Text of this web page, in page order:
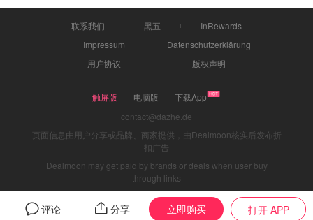
评论 分享 立即购买 打开 APP
联系我们 黑五
InRewards
Impressum
Datenschutzerklärung
用户协议
版权声明
触屏版 电脑版
下载App
contact@dazhe.de
页面信息由用户分享或品牌、商家提供，由Dealmoon核实后发布折
扣广告
Dealmoon may get paid by brands or deals when user buy
through links